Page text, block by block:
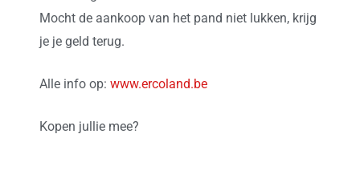
Mocht de aankoop van het pand niet lukken, krijg
je je geld terug.
Alle info op: www.ercoland.be
Kopen jullie mee?